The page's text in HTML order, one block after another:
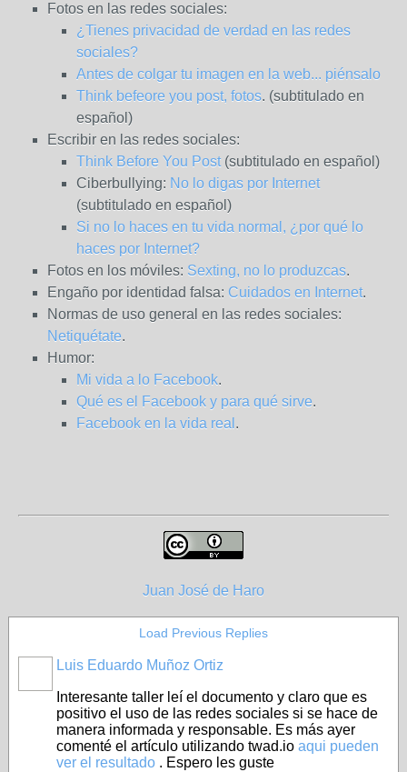
Fotos en las redes sociales:
¿Tienes privacidad de verdad en las redes
sociales?
Antes de colgar tu imagen en la web... piénsalo
Think befeore you post, fotos. (subtitulado en
español)
Escribir en las redes sociales:
Think Before You Post(subtitulado en español)
Ciberbullying: No lo digas por Internet
(subtitulado en español)
Si no lo haces en tu vida normal, ¿por qué lo
haces por Internet?
Fotos en los móviles: Sexting, no lo produzcas.
Engaño por identidad falsa: Cuidados en Internet.
Normas de uso general en las redes sociales:
Netiquétate.
Humor:
Mi vida a lo Facebook.
Qué es el Facebook y para qué sirve.
Facebook en la vida real .
Juan José de Haro
Load Previous Replies
Luis Eduardo Muñoz Ortiz
Interesante taller leí el documento y claro que es
positivo el uso de las redes sociales si se hace de
manera informada y responsable. Es más ayer
comenté el artículo utilizando twad.io aqui pueden
ver el resultado . Espero les guste